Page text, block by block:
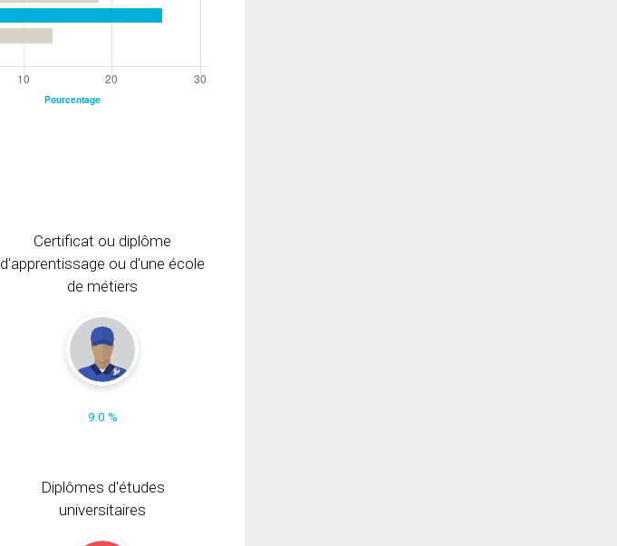
Certificat ou diplôme
d'apprentissage ou d'une école
de métiers
9.0 %
Diplômes d'études
universitaires